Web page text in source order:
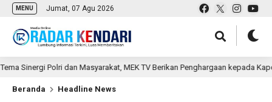
MENU Jumat, 07 Agu 2026
Polri dan Masyarakat, MEK TV Berikan Penghargaan kepada Kapolda
Beranda Headline News